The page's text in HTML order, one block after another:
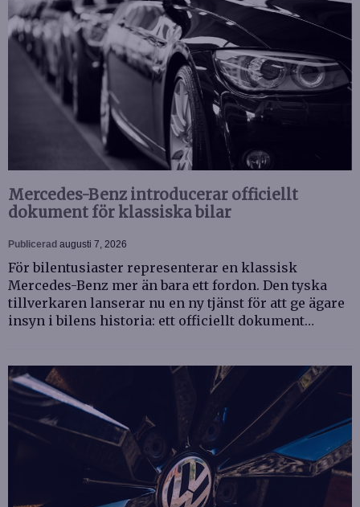
Mercedes-Benz introducerar officiellt
dokument för klassiska bilar
Publicerad augusti 7, 2026
För bilentusiaster representerar en klassisk
Mercedes-Benz mer än bara ett fordon. Den tyska
tillverkaren lanserar nu en ny tjänst för att ge ägare
insyn i bilens historia: ett officiellt dokument…